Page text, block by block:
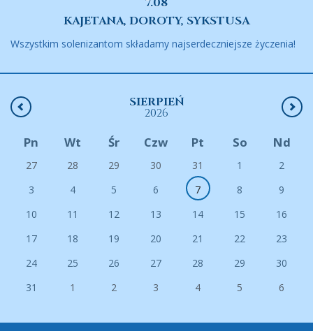
KAJETANA, DOROTY, SYKSTUSA
Wszystkim solenizantom składamy najserdeczniejsze życzenia!
SIERPIEŃ
2026
Pn Wt Śr Czw Pt So Nd
27 28 29 30 31 1
2
3
4 5 6 7 8
9
10
11 12 13 14 15
16
17
18 19 20 21 22
23
24
25 26 27 28 29
30
31
1 2 3 4 5 6